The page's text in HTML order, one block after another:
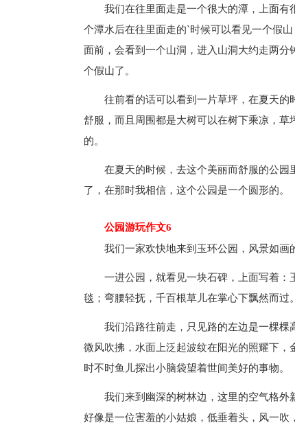
我们在往里面走是一个很大的潭，上面
个潭水后在往里面走的`时候可以看见一个假
面前，会看到一个山洞，进入山洞大约走两
个假山了。
往前看的话可以看到一片草坪，在夏天
舒服，而且周围都是大树可以在树下乘凉，
的。
在夏天的时候，去这个美丽而舒服的公园
了，在那时我相信，这个公园是一个圆形的。
公园游玩作文6
我们一家欢快地来到玉环公园，风景如画
一进公园，就看见一块石碑，上面写着
毯；弯腰轻抚，千百根草儿在掌心下飘然而过。
我们沿路往前走，只见路的左边是一棵棵
微风吹拂，水面上泛起波纹在阳光的照耀下，
时不时鱼儿探出小脑袋望着世间美好的事物。
我们来到幽深的树林边，这里的空气格
好像是一位害羞的小姑娘，低垂着头，风一